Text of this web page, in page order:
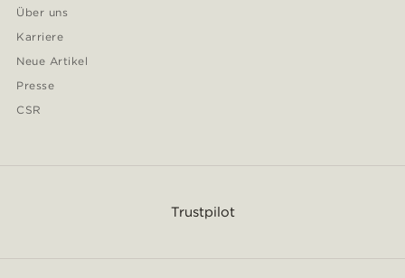
Über uns
Karriere
Neue Artikel
Presse
CSR
Trustpilot